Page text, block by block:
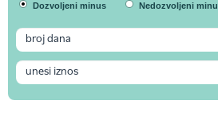
Dozvoljeni minus Nedozvoljeni